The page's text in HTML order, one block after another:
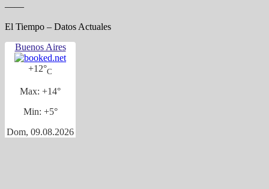
——
El Tiempo – Datos Actuales
Buenos Aires
+12°C
Max: +14°
Min: +5°
Dom, 09.08.2026